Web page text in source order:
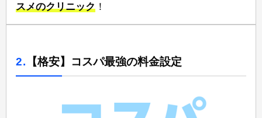
スメのクリニック ！
2. 【格安】コスパ最強の料金設定